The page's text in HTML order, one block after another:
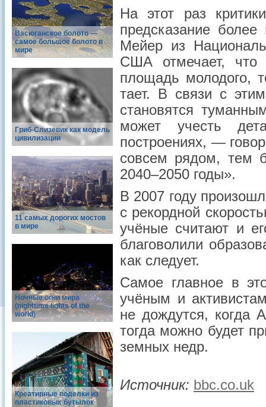
Васюганское болото —
самое большое болото в
мире
Гриб-Слизевик как модель
цивилизации
11 самых дорогих мостов
в мире
Ночные огни мира
(nighttime lights of the
world)
Креативные поделки из
пластиковых бутылок
На этот раз
предсказание
Мейер из
США отмечает, что
площадь молодого,
тает. В связи с
становятся
может учесть
построениях, —
совсем рядом, тем
2040–2050 годы».
В 2007 году
с рекордной
учёные считают и
благоволили
как следует.
Самое главное в
учёным и
не дождутся, когда
тогда можно будет
земных недр.
Источник: bbc.co.uk